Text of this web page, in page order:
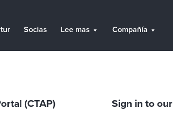
Socias Lee mas Compañía
(CTAP) Sign in to